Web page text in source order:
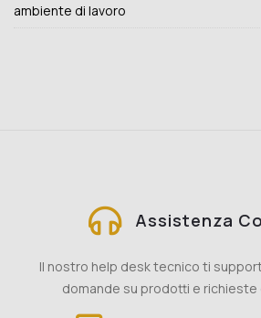
ambiente di lavoro
Assistenza
Il nostro help desk tecnico ti
domande su prodotti e richieste